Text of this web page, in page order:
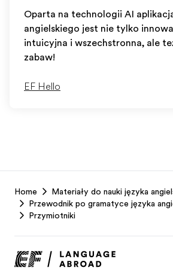
Oparta na technologii AI
angielskiego jest nie tylko
intuicyjna i wszechstronna, ale
zabawą!
EF Hello
Footer
Home
Materiały do nauki języka
Przewodnik po gramatyce języka
Przymiotniki